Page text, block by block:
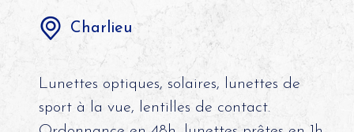
Charlieu
Lunettes optiques, solaires, lunettes de
sport à la vue, lentilles de contact.